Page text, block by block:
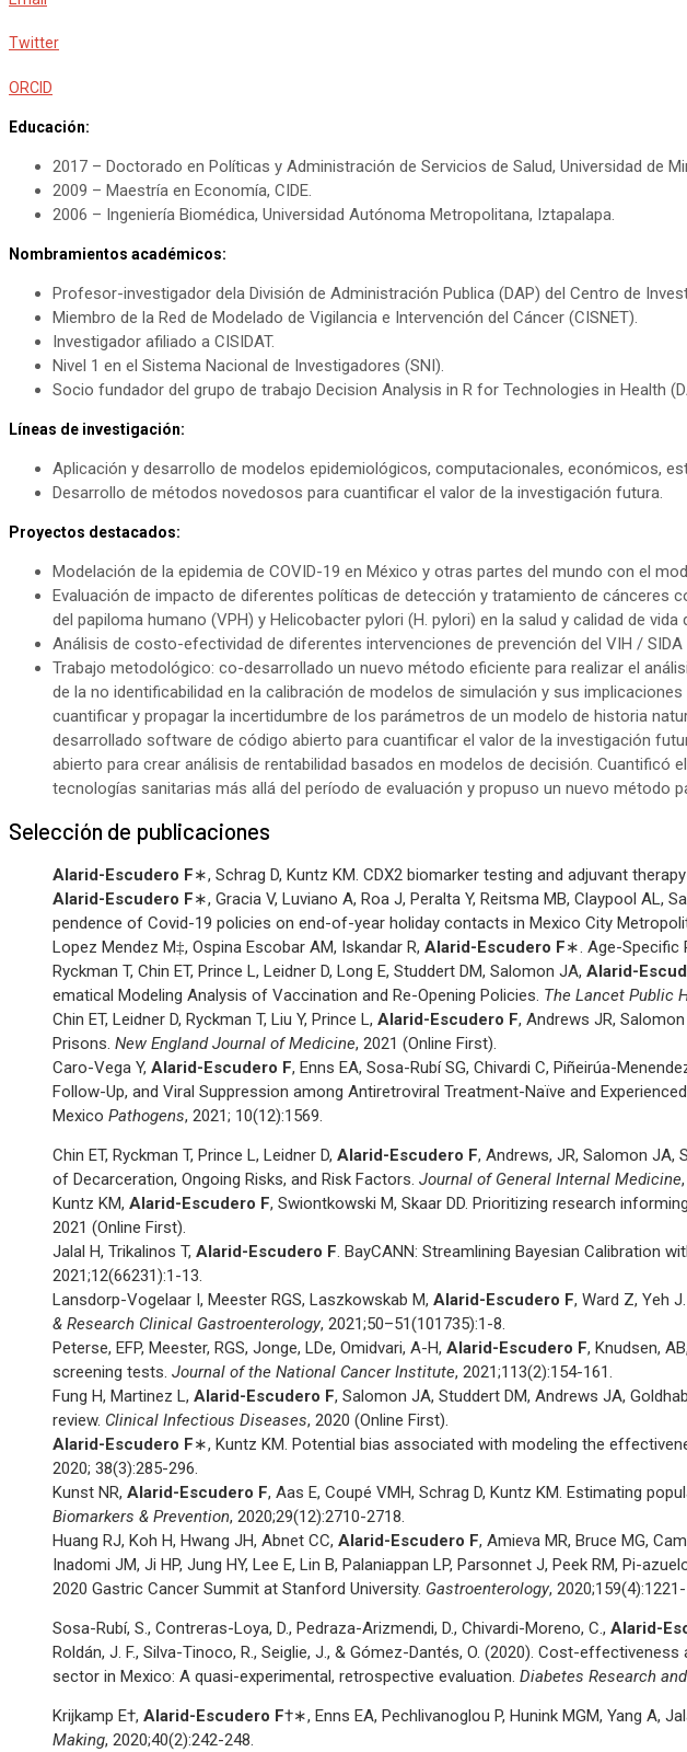
Twitter
ORCID
Educación:
2017 – Doctorado en Políticas y Administración de Servicios de Salud, Universidad de
2009 – Maestría en Economía, CIDE.
2006 – Ingeniería Biomédica, Universidad Autónoma Metropolitana, Iztapalapa.
Nombramientos académicos:
Profesor-investigador dela División de Administración Publica (DAP) del Centro de
Miembro de la Red de Modelado de Vigilancia e Intervención del Cáncer (CISNET).
Investigador afiliado a CISIDAT.
Nivel 1 en el Sistema Nacional de Investigadores (SNI).
Socio fundador del grupo de trabajo Decision Analysis in R for Technologies in Health
Líneas de investigación:
Aplicación y desarrollo de modelos epidemiológicos, computacionales, económicos,
Desarrollo de métodos novedosos para cuantificar el valor de la investigación futura.
Proyectos destacados:
Modelación de la epidemia de COVID-19 en México y otras partes del mundo con el
Evaluación de impacto de diferentes políticas de detección y tratamiento de
del papiloma humano (VPH) y Helicobacter pylori (H. pylori) en la salud y calidad de vida
Análisis de costo-efectividad de diferentes intervenciones de prevención del VIH / SIDA
Trabajo metodológico: co-desarrollado un nuevo método eficiente para realizar el
de la no identificabilidad en la calibración de modelos de simulación y sus
cuantificar y propagar la incertidumbre de los parámetros de un modelo de historia
desarrollado software de código abierto para cuantificar el valor de la investigación
abierto para crear análisis de rentabilidad basados ​​en modelos de decisión.
tecnologías sanitarias más allá del período de evaluación y propuso un nuevo método
Selección de publicaciones
Alarid-Escudero F∗, Schrag D, Kuntz KM. CDX2 biomarker testing and adjuvant
Alarid-Escudero F∗, Gracia V, Luviano A, Roa J, Peralta Y, Reitsma MB, Claypool AL,
pendence of Covid-19 policies on end-of-year holiday contacts in Mexico City
Lopez Mendez M‡, Ospina Escobar AM, Iskandar R, Alarid-Escudero F∗. Age-Specific
Ryckman T, Chin ET, Prince L, Leidner D, Long E, Studdert DM, Salomon JA, Alarid-
ematical Modeling Analysis of Vaccination and Re-Opening Policies. The Lancet Public
Chin ET, Leidner D, Ryckman T, Liu Y, Prince L, Alarid-Escudero F, Andrews JR,
Prisons. New England Journal of Medicine, 2021 (Online First).
Caro-Vega Y, Alarid-Escudero F, Enns EA, Sosa-Rubí SG, Chivardi C, Piñeirúa-
Follow-Up, and Viral Suppression among Antiretroviral Treatment-Naïve and
Mexico Pathogens, 2021; 10(12):1569.
Chin ET, Ryckman T, Prince L, Leidner D, Alarid-Escudero F, Andrews, JR, Salomon JA,
of Decarceration, Ongoing Risks, and Risk Factors. Journal of General Internal Medicine
Kuntz KM, Alarid-Escudero F, Swiontkowski M, Skaar DD. Prioritizing research
2021 (Online First).
Jalal H, Trikalinos T, Alarid-Escudero F. BayCANN: Streamlining Bayesian Calibration
2021;12(66231):1-13.
Lansdorp-Vogelaar I, Meester RGS, Laszkowskab M, Alarid-Escudero F, Ward Z, Yeh
& Research Clinical Gastroenterology, 2021;50–51(101735):1-8.
Peterse, EFP, Meester, RGS, Jonge, LDe, Omidvari, A-H, Alarid-Escudero F, Knudsen,
screening tests. Journal of the National Cancer Institute, 2021;113(2):154-161.
Fung H, Martinez L, Alarid-Escudero F, Salomon JA, Studdert DM, Andrews JA,
review. Clinical Infectious Diseases, 2020 (Online First).
Alarid-Escudero F∗, Kuntz KM. Potential bias associated with modeling the
2020; 38(3):285-296.
Kunst NR, Alarid-Escudero F, Aas E, Coupé VMH, Schrag D, Kuntz KM. Estimating
Biomarkers & Prevention, 2020;29(12):2710-2718.
Huang RJ, Koh H, Hwang JH, Abnet CC, Alarid-Escudero F, Amieva MR, Bruce MG,
Inadomi JM, Ji HP, Jung HY, Lee E, Lin B, Palaniappan LP, Parsonnet J, Peek RM, Pi-
2020 Gastric Cancer Summit at Stanford University. Gastroenterology,
Sosa-Rubí, S., Contreras-Loya, D., Pedraza-Arizmendi, D., Chivardi-Moreno, C., Alarid-
Roldán, J. F., Silva-Tinoco, R., Seiglie, J., & Gómez-Dantés, O. (2020). Cost-
sector in Mexico: A quasi-experimental, retrospective evaluation. Diabetes Research
Krijkamp E†, Alarid-Escudero F†∗, Enns EA, Pechlivanoglou P, Hunink MGM, Yang A,
Making, 2020;40(2):242-248.